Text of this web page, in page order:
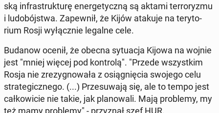
ską in­fra­struk­tu­rę ener­ge­tycz­ną są aktami ter­ro­ry­zmu
i lu­do­bój­stwa. Za­pew­nił, że Kijów atakuje na te­ry­to­
rium Rosji wy­łącz­nie legalne cele.
Budanow ocenił, że obecna sy­tu­acja Kijowa na wojnie
jest "mniej więcej pod kon­tro­lą". "Przede wszyst­kim
Rosja nie zre­zy­gno­wa­ła z osią­gnię­cia swojego celu
stra­te­gicz­ne­go. (...) Prze­su­wa­ją się, ale to tempo jest
cał­ko­wi­cie nie takie, jak pla­no­wa­li. Mają pro­ble­my, my
też mamy pro­ble­my" - przy­znał szef HUR.